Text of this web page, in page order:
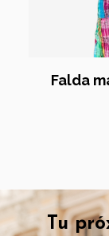
Falda
Tu